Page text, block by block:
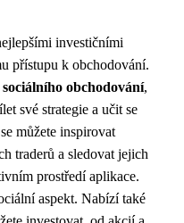
investičními
přístupu k obchodování.
sociálního obchodování,
své strategie a učit se
můžete inspirovat
traderů a sledovat jejich
prostředí aplikace.
aspekt. Nabízí také